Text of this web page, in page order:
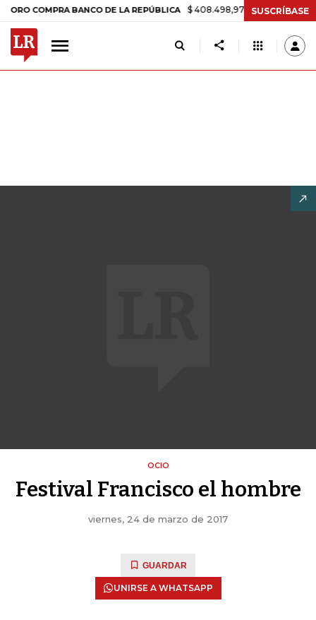
BANCO DE LA REPÚBLICA $ 408.498,97 +$ 8.753,81 +2,19%
SUSCRÍBASE
OCIO
Festival Francisco el hombre
viernes, 24 de marzo de 2017
GUARDAR
UNIRSE A WHATSAPP